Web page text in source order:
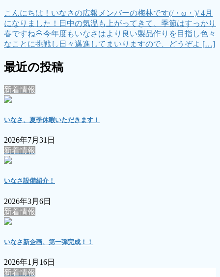
こんにちは！いなさの広報メンバーの梅林です(/・ω・)/ 4月
になりました！日中の気温も上がってきて、季節はすっかり
春ですね🌸今年度もいなさはより良い製品作りを目指し色々
なことに挑戦し日々邁進してまいりますので、どうぞよ […]
最近の投稿
新着情報
いなさ、夏季休暇いただきます！
2026年7月31日
新着情報
いなさ設備紹介！
2026年3月6日
新着情報
いなさ新企画、第一弾完成！！
2026年1月16日
新着情報